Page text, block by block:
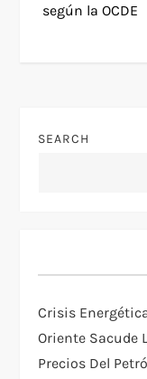
t
v
a
t
i
según la OCDE
SEARCH
Crisis
Oriente Sacude
Precios Del